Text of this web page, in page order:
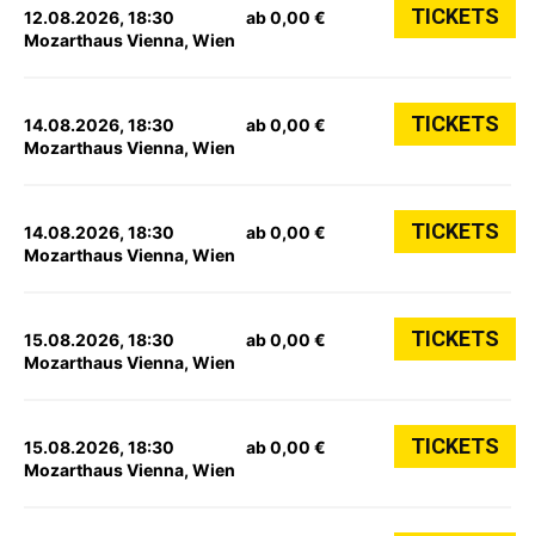
12.08.2026, 18:30
Mozarthaus Vienna, Wien
ab 0,00 € TICKETS
14.08.2026, 18:30
Mozarthaus Vienna, Wien
ab 0,00 € TICKETS
14.08.2026, 18:30
Mozarthaus Vienna, Wien
ab 0,00 € TICKETS
15.08.2026, 18:30
Mozarthaus Vienna, Wien
ab 0,00 € TICKETS
15.08.2026, 18:30
Mozarthaus Vienna, Wien
ab 0,00 € TICKETS